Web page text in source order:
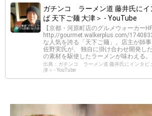
ガチンコ ラーメン道 藤井氏にイ
ば 天下ご麺 大津＞ - YouTube
【京都・河原町店のグルメウォーカーHP
http://gourmet.walkerplus.com/
な人気を誇る「天下ご麺」。店主が師
佐野実氏が、 独自に掛け合わせ開発し
の素材を駆使したラーメンが味わえる
出典：ガチンコ ラーメン道 藤井氏にインタビ
津＞ - YouTube